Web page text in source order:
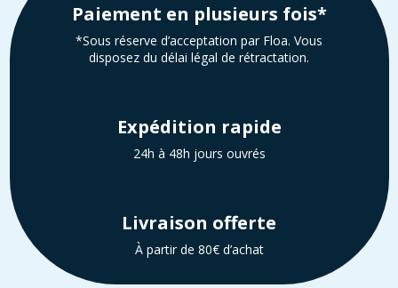
Paiement en plusieurs fois*
*Sous réserve d’acceptation par Floa. Vous
disposez du délai légal de rétractation.
Expédition rapide
24h à 48h jours ouvrés
Livraison offerte
À partir de 80€ d’achat